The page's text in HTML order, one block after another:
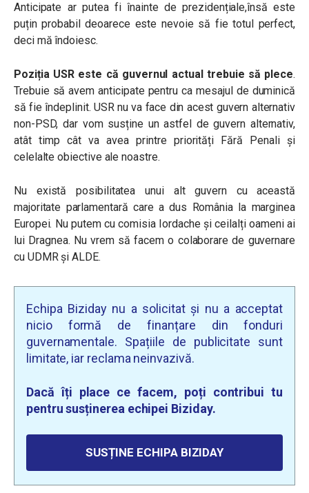
Anticipate ar putea fi înainte de prezidențiale,însă este
puțin probabil deoarece este nevoie să fie totul perfect,
deci mă îndoiesc.
Poziția USR este că guvernul actual trebuie să plece.
Trebuie să avem anticipate pentru ca mesajul de duminică
să fie îndeplinit. USR nu va face din acest guvern alternativ
non-PSD, dar vom susține un astfel de guvern alternativ,
atât timp cât va avea printre priorități Fără Penali și
celelalte obiective ale noastre.
Nu există posibilitatea unui alt guvern cu această
majoritate parlamentară care a dus România la marginea
Europei. Nu putem cu comisia Iordache și ceilalți oameni ai
lui Dragnea. Nu vrem să facem o colaborare de guvernare
cu UDMR și ALDE.
Echipa Biziday nu a solicitat și nu a acceptat
nicio formă de finanțare din fonduri
guvernamentale. Spațiile de publicitate sunt
limitate, iar reclama neinvazivă.
Dacă îți place ce facem, poți contribui tu
pentru susținerea echipei Biziday.
SUSȚINE ECHIPA BIZIDAY